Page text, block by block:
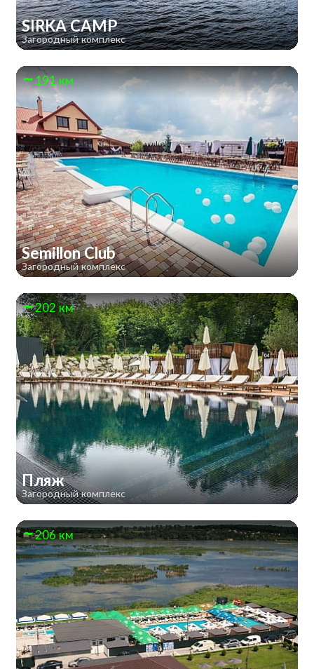
SIRKA CAMP
Загородный комплекс
191 км
Semillon Club
Загородный комплекс
202 км
Пляж
Загородный комплекс
206 км